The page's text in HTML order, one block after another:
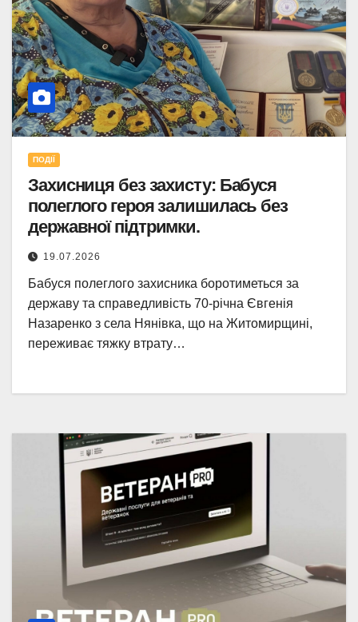
ПОДІЇ
Захисниця без захисту: Бабуся
полеглого героя залишилась без
державної підтримки.
19.07.2026
Бабуся полеглого захисника боротиметься за
державу та справедливість 70-річна Євгенія
Назаренко з села Нянівка, що на Житомирщині,
переживає тяжку втрату…